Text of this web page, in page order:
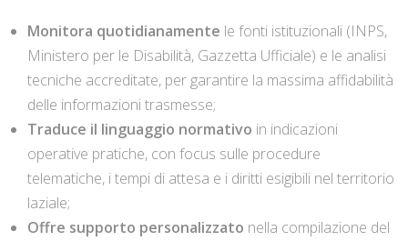
Monitora quotidianamente le fonti istituzionali (INPS,
Ministero per le Disabilità, Gazzetta Ufficiale) e le analisi
tecniche accreditate, per garantire la massima affidabilità
delle informazioni trasmesse;
Traduce il linguaggio normativo in indicazioni
operative pratiche, con focus sulle procedure
telematiche, i tempi di attesa e i diritti esigibili nel territorio
laziale;
Offre supporto personalizzato nella compilazione del